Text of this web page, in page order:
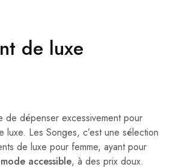
de luxe
de dépenser excessivement pour
luxe. Les Songes, c’est une sélection
de luxe pour femme, ayant pour
accessible, à des prix doux.